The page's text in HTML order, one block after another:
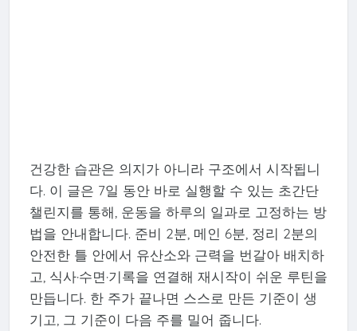
건강한 습관은 의지가 아니라 구조에서 시작됩니
다. 이 글은 7일 동안 바로 실행할 수 있는 초간단
챌린지를 통해, 운동을 하루의 일과로 고정하는 방
법을 안내합니다. 준비 2분, 메인 6분, 정리 2분의
안전한 틀 안에서 유산소와 근력을 번갈아 배치하
고, 식사·수면·기록을 연결해 재시작이 쉬운 루틴을
만듭니다. 한 주가 끝나면 스스로 만든 기준이 생
기고, 그 기준이 다음 주를 밀어 줍니다.